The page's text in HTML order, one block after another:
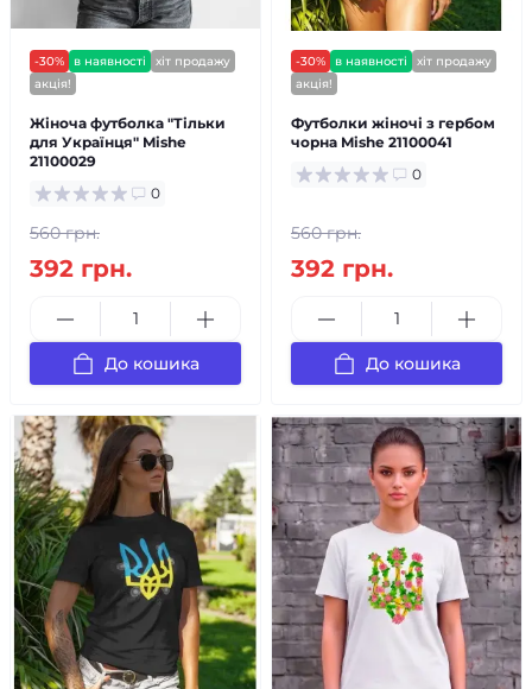
-30% в наявності
хіт продажу
акція!
Жіноча футболка "Тільки
для Українця" Mishe
21100029
0
560 грн.
392 грн.
До кошика
-30% в наявності
хіт продажу
акція!
Футболки жіночі з гербом
чорна Mishe 21100041
0
560 грн.
392 грн.
До кошика